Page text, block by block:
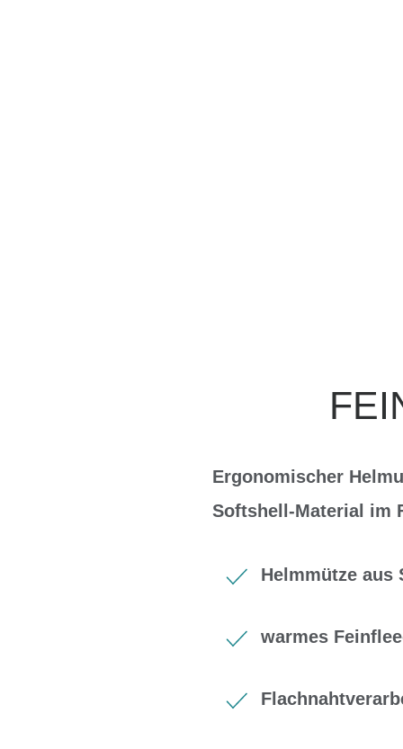
Ergonomischer
Softshell-Material im
Helmmütze aus
warmes